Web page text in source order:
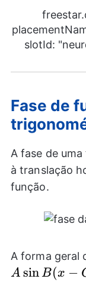
slotId:
Fase de
A fase de
à translação
função.
A forma geral
A sinB(x −